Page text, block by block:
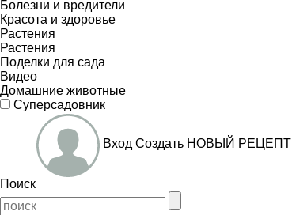
Болезни и вредители
Красота и здоровье
Растения
Растения
Поделки для сада
Видео
Домашние животные
Суперсадовник
Вход Создать НОВЫЙ РЕЦЕПТ
Поиск